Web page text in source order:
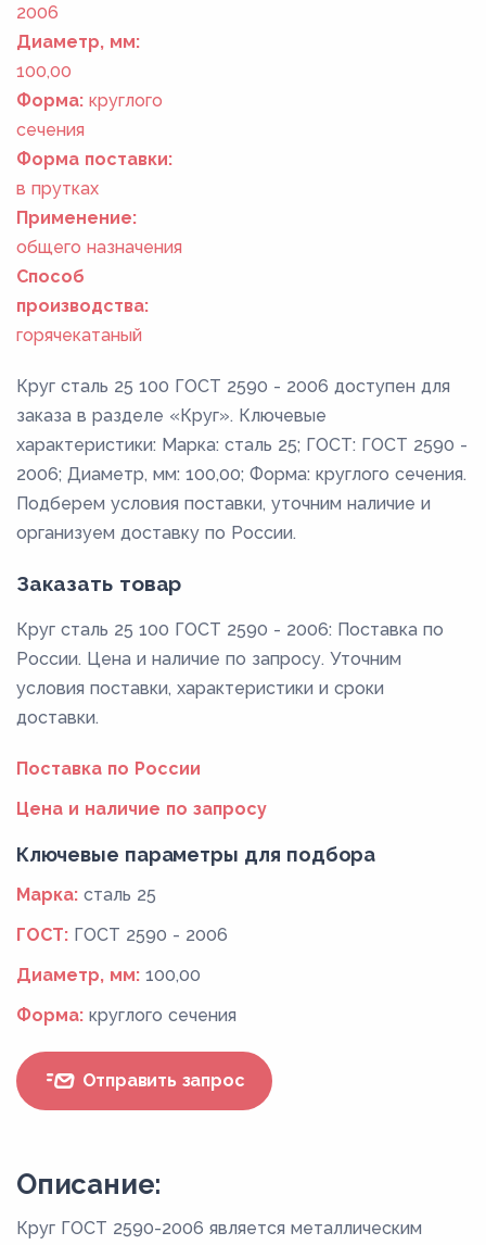
2006
Диаметр, мм:
100,00
Форма: круглого
сечения
Форма поставки:
в прутках
Применение:
общего назначения
Способ
производства:
горячекатаный
Круг сталь 25 100 ГОСТ 2590 - 2006 доступен для
заказа в разделе «Круг». Ключевые
характеристики: Марка: сталь 25; ГОСТ: ГОСТ 2590 -
2006; Диаметр, мм: 100,00; Форма: круглого сечения.
Подберем условия поставки, уточним наличие и
организуем доставку по России.
Заказать товар
Круг сталь 25 100 ГОСТ 2590 - 2006: Поставка по
России. Цена и наличие по запросу. Уточним
условия поставки, характеристики и сроки
доставки.
Поставка по России
Цена и наличие по запросу
Ключевые параметры для подбора
Марка: сталь 25
ГОСТ: ГОСТ 2590 - 2006
Диаметр, мм: 100,00
Форма: круглого сечения
Отправить запрос
Описание:
Круг ГОСТ 2590-2006 является металлическим